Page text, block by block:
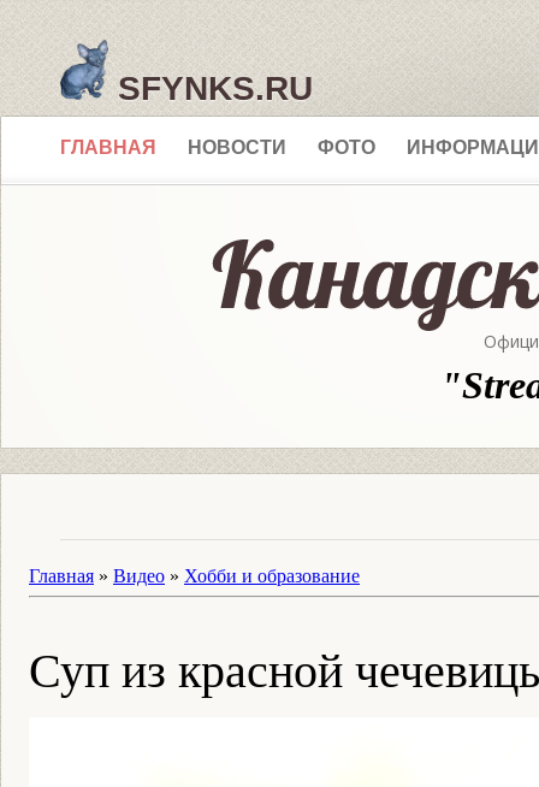
SFYNKS.RU
ГЛАВНАЯ НОВОСТИ ФОТО
Главная » Видео » Хобби и образование
Суп из красной